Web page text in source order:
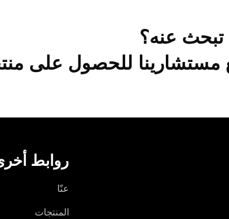
تبحث عنه؟
للحصول على
روابط
عنّا
المنتجات